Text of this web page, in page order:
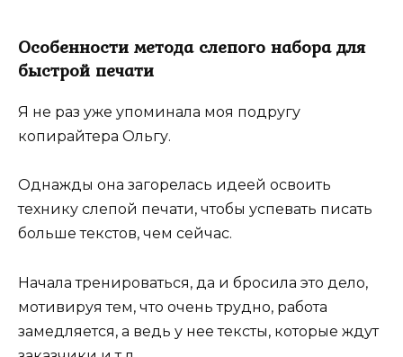
Особенности метода слепого набора для
быстрой печати
Я не раз уже упоминала моя подругу
копирайтера Ольгу.
Однажды она загорелась идеей освоить
технику слепой печати, чтобы успевать писать
больше текстов, чем сейчас.
Начала тренироваться, да и бросила это дело,
мотивируя тем, что очень трудно, работа
замедляется, а ведь у нее тексты, которые ждут